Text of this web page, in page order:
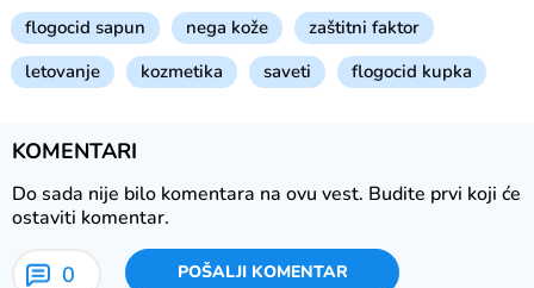
flogocid sapun nega kože
zaštitni faktor
letovanje
kozmetika saveti flogocid kupka
KOMENTARI
Do sada nije bilo komentara na ovu vest. Budite prvi koji će
ostaviti komentar.
0 POŠALJI KOMENTAR